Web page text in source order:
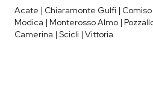
Acate | Chiaramonte Gulfi |
Modica | Monterosso Almo |
Camerina | Scicli | Vittoria